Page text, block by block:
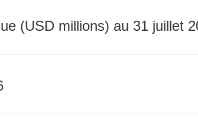
(USD millions) au 31 juillet